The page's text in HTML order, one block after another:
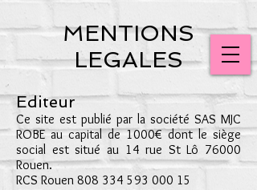
MENTIONS
LEGALES
​Editeur
Ce site est publié par la société SAS MJC
ROBE au capital de 1000€ dont le siège
social est situé au 14 rue St Lô 76000
Rouen.
RCS Rouen 808 334 593 000 15